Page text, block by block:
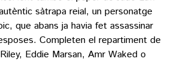
sàtrapa reial, un personatge
que abans ja havia fet assassinar
Completen el repartiment de
Eddie Marsan, Amr Waked o